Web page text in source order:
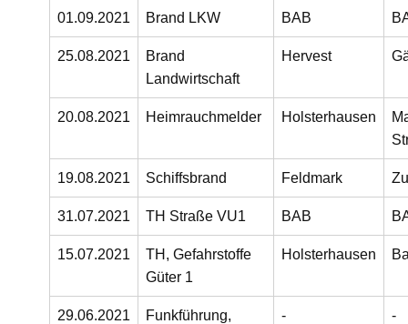
01.09.2021 Brand LKW BAB
25.08.2021
Brand
Landwirtschaft
Hervest
20.08.2021 Heimrauchmelder Holsterhausen
19.08.2021 Schiffsbrand Feldmark
31.07.2021 TH Straße VU1 BAB
15.07.2021
TH, Gefahrstoffe
Güter 1
Holsterhausen
29.06.2021
Funkführung,
- -